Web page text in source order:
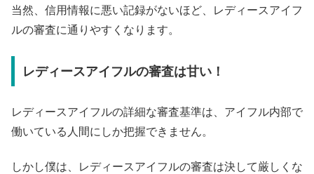
当然、信用情報に悪い記録がないほど、レディースアイフ
ルの審査に通りやすくなります。
レディースアイフルの審査は甘い！
レディースアイフルの詳細な審査基準は、アイフル内部で
働いている人間にしか把握できません。
しかし僕は、レディースアイフルの審査は決して厳しくな